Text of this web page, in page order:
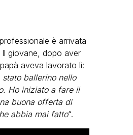
è arrivata
giovane, dopo aver
aveva lavorato lì:
ballerino nello
Ho iniziato a fare il
buona offerta di
abbia mai fatto“.